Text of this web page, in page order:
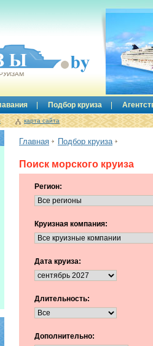
Подбор круиза
карта сайта
Главная Подбор круиза
Поиск морского круиза
Регион:
Круизная компания:
Дата круиза:
Длительность:
Дополнительно: